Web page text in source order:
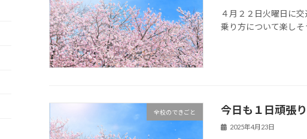
４月２２日火曜日に
乗り方について楽しそ
全校のできごと 今日も１日頑張
2025年4月23日